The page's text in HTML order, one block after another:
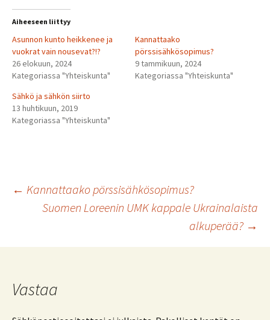
Aiheeseen liittyy
Asunnon kunto heikkenee ja
vuokrat vain nousevat?!?
26 elokuun, 2024
Kategoriassa "Yhteiskunta"
Kannattaako
pörssisähkösopimus?
9 tammikuun, 2024
Kategoriassa "Yhteiskunta"
Sähkö ja sähkön siirto
13 huhtikuun, 2019
Kategoriassa "Yhteiskunta"
Artikkelien
← Kannattaako pörssisähkösopimus?
Suomen Loreenin UMK kappale Ukrainalaista
alkuperää? →
Vastaa